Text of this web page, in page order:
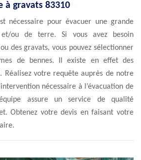
à gravats 83310
nécessaire pour évacuer une grande
ou de terre. Si vous avez besoin
des gravats, vous pouvez sélectionner
de bennes. Il existe en effet des
Réalisez votre requête auprès de notre
nécessaire à l’évacuation de
assure un service de qualité
Obtenez votre devis en faisant votre